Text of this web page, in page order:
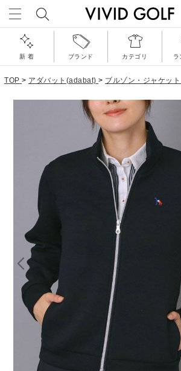
新 着 ブランド カテゴリ ラ
TOP > アダバット(adabat) > ブルゾン・ジャケット